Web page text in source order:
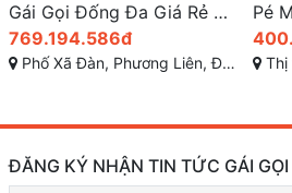
Gái Gọi Đống Đa Giá Rẻ – Thu Thảo: Gái Gọi TP Hà Nội Nhiệt Huyết, Làm Tình Đến Á, Bú Mút Chuẩn Bài!
769.194.586đ
Phố Xã Đàn, Phương Liên, Đống Đa, Hà Nội Thị
ĐĂNG KÝ NHẬN TIN TỨC GÁI GỌI